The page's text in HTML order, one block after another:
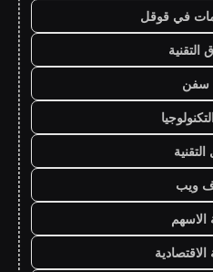
في قوقل
التقنية
سفن
ويب
الاسهم